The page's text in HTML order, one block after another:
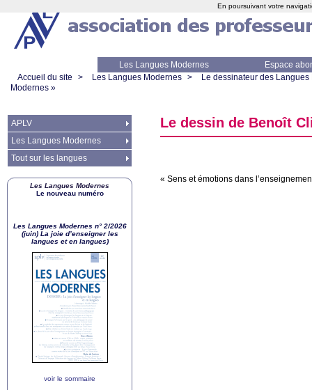
Les Langues Modernes
Espace
Accueil du site
> Les Langues Modernes >
Le dessinateur des Langues
Modernes »
Le dessin de Benoît
« Sens et émotions dans
APLV
Les Langues Modernes
Tout sur les langues
Les Langues Modernes
Le nouveau numéro
Les Langues Modernes n° 2/2026
(juin) La joie d’enseigner les
langues et en langues)
voir le sommaire
En poursuivant votre